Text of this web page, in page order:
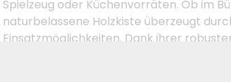
Spielzeug oder Küchenvorräten. Ob im
naturbelassene Holzkiste überzeugt
Einsatzmöglichkeiten. Dank ihrer
auch besonders langlebig. KESPER